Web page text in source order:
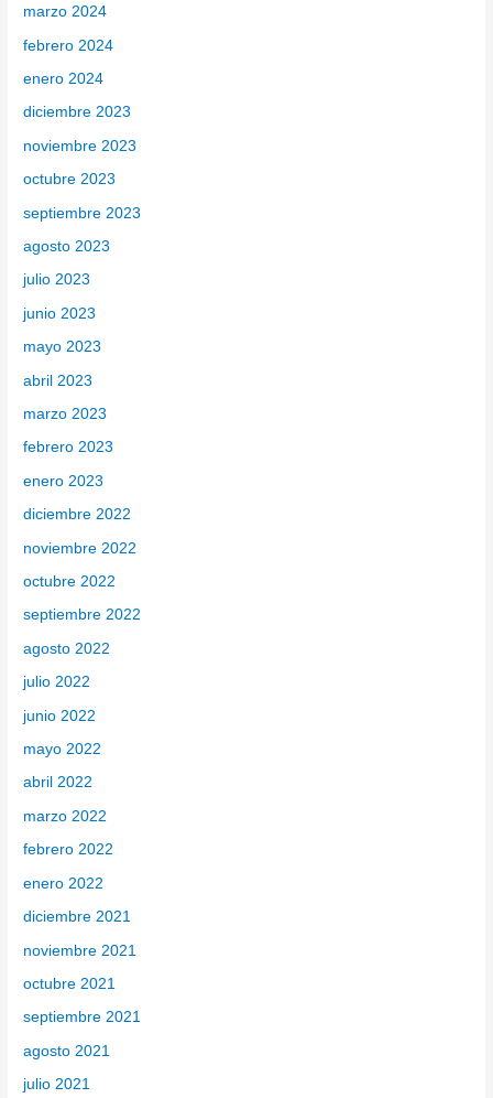
marzo 2024
febrero 2024
enero 2024
diciembre 2023
noviembre 2023
octubre 2023
septiembre 2023
agosto 2023
julio 2023
junio 2023
mayo 2023
abril 2023
marzo 2023
febrero 2023
enero 2023
diciembre 2022
noviembre 2022
octubre 2022
septiembre 2022
agosto 2022
julio 2022
junio 2022
mayo 2022
abril 2022
marzo 2022
febrero 2022
enero 2022
diciembre 2021
noviembre 2021
octubre 2021
septiembre 2021
agosto 2021
julio 2021